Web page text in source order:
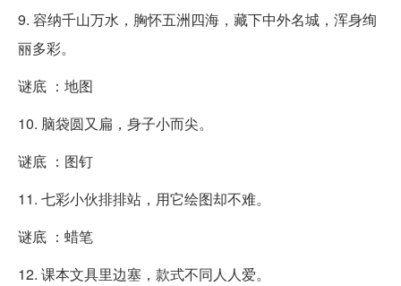
9. 容纳千山万水，胸怀五洲四海，藏下中外名城，浑身绚
丽多彩。
谜底 ：地图
10. 脑袋圆又扁，身子小而尖。
谜底 ：图钉
11. 七彩小伙排排站，用它绘图却不难。
谜底 ：蜡笔
12. 课本文具里边塞，款式不同人人爱。